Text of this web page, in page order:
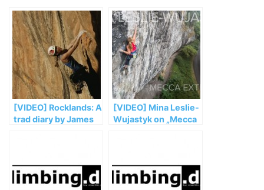
[VIDEO] Rocklands: A
trad diary by James
[VIDEO] Mina Leslie-
Wujastyk on „Mecca